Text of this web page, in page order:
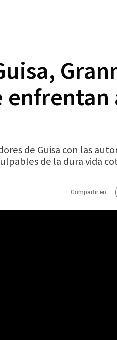
de Guisa con las
de la dura vida
Compartir en: